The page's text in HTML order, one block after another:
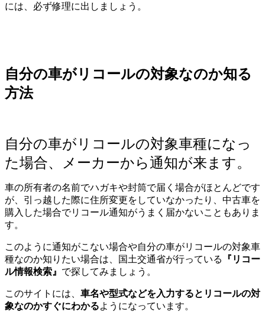
には、必ず修理に出しましょう。
自分の車がリコールの対象なのか知る
方法
自分の車がリコールの対象車種になっ
た場合、メーカーから通知が来ます。
車の所有者の名前でハガキや封筒で届く場合がほとんどです
が、引っ越した際に住所変更をしていなかったり、中古車を
購入した場合でリコール通知がうまく届かないこともありま
す。
このように通知がこない場合や自分の車がリコールの対象車
種なのか知りたい場合は、国土交通省が行っている
『リコー
ル情報検索』 で探してみましょう。
このサイトには、 車名や型式などを入力するとリコールの対
象なのかすぐにわかるようになっています。